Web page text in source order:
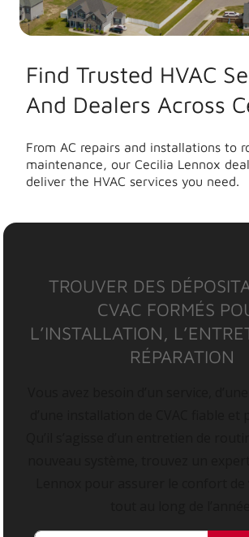
Find Trusted HVAC
And Dealers Across
From AC repairs and installations to
maintenance, our Cecilia Lennox
deliver the HVAC services you need.
TROUVER DES
CVAC FORMÉS
L’INSTALLATION,
RÉPARATION